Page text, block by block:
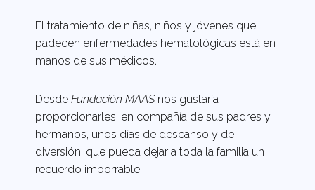
El tratamiento de niñas, niños y jóvenes que
padecen enfermedades hematológicas está en
manos de sus médicos.
Desde Fundación MAAS nos gustaría
proporcionarles, en compañía de sus padres y
hermanos, unos días de descanso y de
diversión, que pueda dejar a toda la familia un
recuerdo imborrable.